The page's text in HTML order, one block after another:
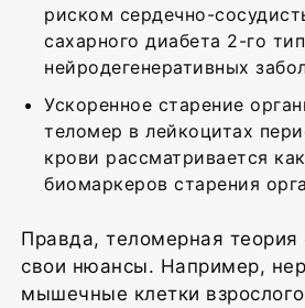
риском сердечно-
сахарного диабета 2-го
нейродегенеративных
Ускоренное старение
теломер в лейкоцитах
крови рассматривается
биомаркеров старения
Правда, теломерная теория
свои нюансы. Например,
мышечные клетки